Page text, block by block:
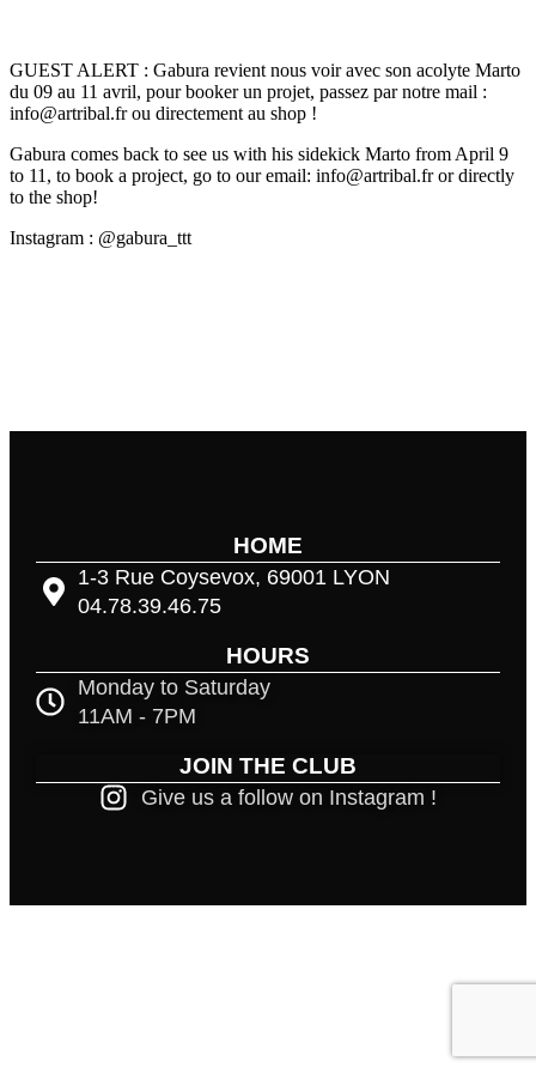
GUEST ALERT : Gabura revient nous voir avec son acolyte Marto
du 09 au 11 avril, pour booker un projet, passez par notre mail :
info@artribal.fr ou directement au shop !
Gabura comes back to see us with his sidekick Marto from April 9
to 11, to book a project, go to our email: info@artribal.fr or directly
to the shop!
Instagram : @gabura_ttt
HOME
1-3 Rue Coysevox, 69001 LYON
04.78.39.46.75
HOURS
Monday to Saturday
11AM - 7PM
JOIN THE CLUB
Give us a follow on Instagram !